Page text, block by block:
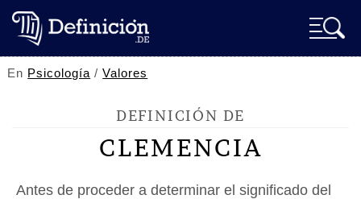
En Psicología /Valores
DEFINICIÓN DE
CLEMENCIA
Antes de proceder a determinar el significado del